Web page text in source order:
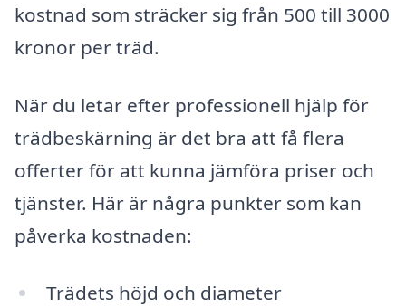
kostnad som sträcker sig från 500 till 3000
kronor per träd.
När du letar efter professionell hjälp för
trädbeskärning är det bra att få flera
offerter för att kunna jämföra priser och
tjänster. Här är några punkter som kan
påverka kostnaden:
Trädets höjd och diameter